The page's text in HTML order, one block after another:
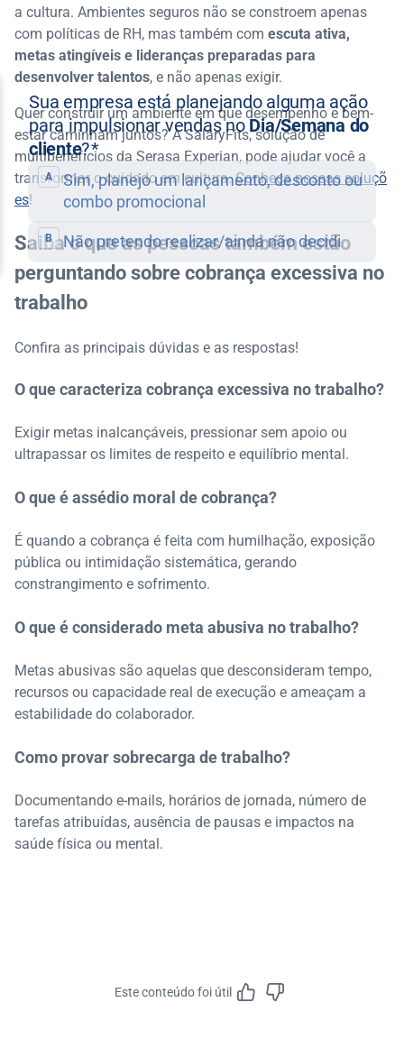
a cultura. Ambientes seguros não se constroem apenas
com políticas de RH, mas também com escuta ativa,
metas atingíveis e lideranças preparadas para
desenvolver talentos, e não apenas exigir.
Quer construir um ambiente em que desempenho e bem-
estar caminham juntos? A SalaryFits, solução de
multibenefícios da Serasa Experian, pode ajudar você a
transformar o cuidado em cultura.Conheça nossas soluçõ
es!
Saiba o que as pessoas também estão
perguntando sobre cobrança excessiva no
trabalho
Confira as principais dúvidas e as respostas!
O que caracteriza cobrança excessiva no trabalho?
Exigir metas inalcançáveis, pressionar sem apoio ou
ultrapassar os limites de respeito e equilíbrio mental.
O que é assédio moral de cobrança?
É quando a cobrança é feita com humilhação, exposição
pública ou intimidação sistemática, gerando
constrangimento e sofrimento.
O que é considerado meta abusiva no trabalho?
Metas abusivas são aquelas que desconsideram tempo,
recursos ou capacidade real de execução e ameaçam a
estabilidade do colaborador.
Como provar sobrecarga de trabalho?
Documentando e-mails, horários de jornada, número de
tarefas atribuídas, ausência de pausas e impactos na
saúde física ou mental.
Este conteúdo foi útil